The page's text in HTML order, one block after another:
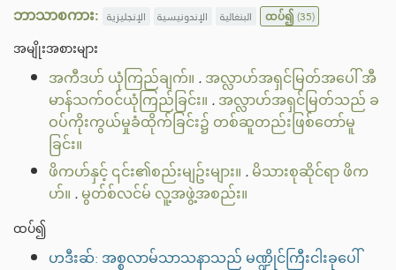
ဘာသာစကား: الإنجليزية الإندونيسية البنغالية ထပ်၍(35)
အမျိုးအစားများ
အကီဒဟ် ယုံကြည်ချက်။ .အလ္လာဟ်အရှင်မြတ်အပေါ် အီ
မာန်သက်ဝင်ယုံကြည်ခြင်း။ .အလ္လာဟ်အရှင်မြတ်သည် ခ
ဝပ်ကိုးကွယ်မှုခံထိုက်ခြင်း၌ တစ်ဆူတည်းဖြစ်တော်မူ
ခြင်း။
ဖိကဟ်နှင့် ၎င်း၏စည်းမျဥ်းများ။ .မိသားစုဆိုင်ရာ ဖိက
ဟ်။ .မွတ်စ်လင်မ် လူ့အဖွဲ့အစည်း။
ထပ်၍
ဟဒီးဆ်: အစ္စလာမ်သာသနာသည် မဏ္ဍိုင်ကြီးငါးခုပေါ်